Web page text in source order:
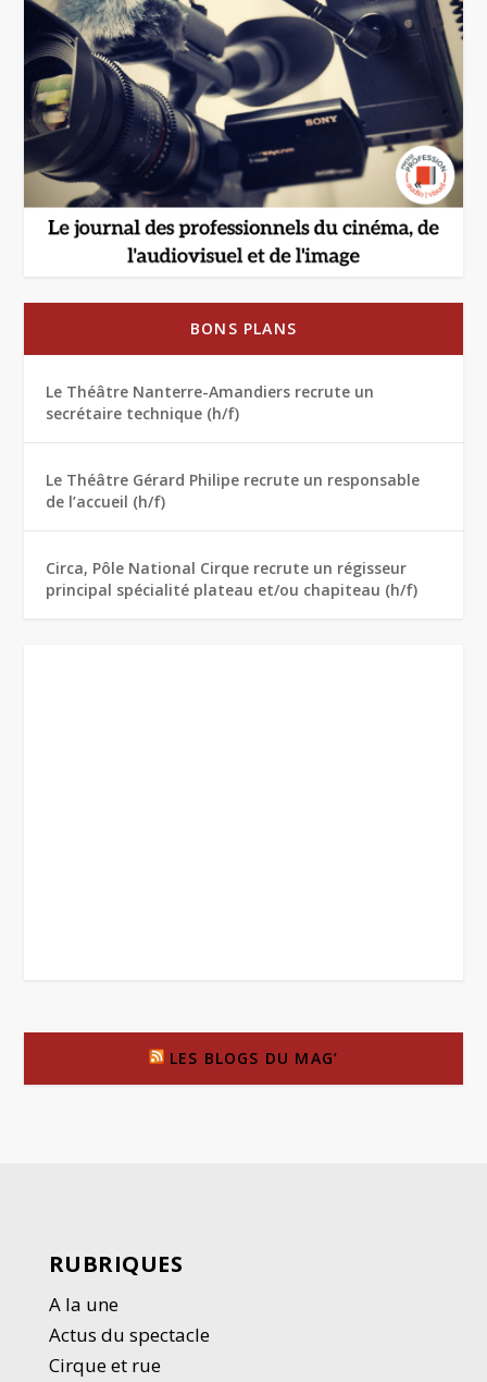
BONS PLANS
Le Théâtre Nanterre-Amandiers recrute un
secrétaire technique (h/f)
Le Théâtre Gérard Philipe recrute un responsable
de l’accueil (h/f)
Circa, Pôle National Cirque recrute un régisseur
principal spécialité plateau et/ou chapiteau (h/f)
LES BLOGS DU MAG’
RUBRIQUES
A la une
Actus du spectacle
Cirque et rue